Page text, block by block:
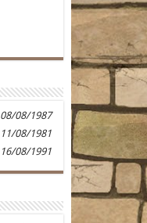
08/08/1987
11/08/1981
16/08/1991